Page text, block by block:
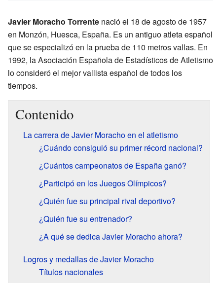
Javier Moracho Torrente nació el 18 de agosto de 1957
en Monzón, Huesca, España. Es un antiguo atleta español
que se especializó en la prueba de 110 metros vallas. En
1992, la Asociación Española de Estadísticos de Atletismo
lo consideró el mejor vallista español de todos los
tiempos.
Contenido
La carrera de Javier Moracho en el atletismo
¿Cuándo consiguió su primer récord nacional?
¿Cuántos campeonatos de España ganó?
¿Participó en los Juegos Olímpicos?
¿Quién fue su principal rival deportivo?
¿Quién fue su entrenador?
¿A qué se dedica Javier Moracho ahora?
Logros y medallas de Javier Moracho
Títulos nacionales